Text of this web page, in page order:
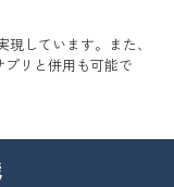
しています。また、
リと併用も可能で